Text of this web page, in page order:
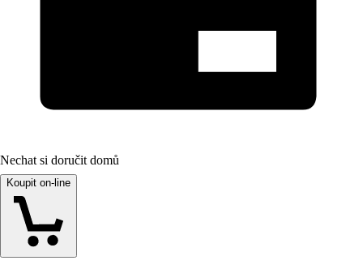
Nechat si doručit domů
Koupit on-line